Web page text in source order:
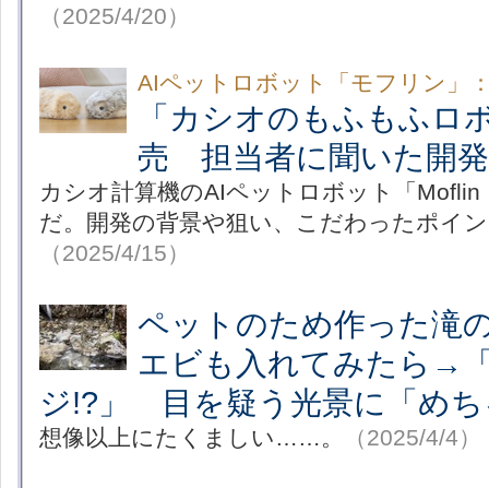
（2025/4/20）
AIペットロボット「モフリン」
「カシオのもふもふロ
売 担当者に聞いた開
カシオ計算機のAIペットロボット「
だ。開発の背景や狙い、こだわったポイ
（2025/4/15）
ペットのため作った滝
エビも入れてみたら→
ジ!?」 目を疑う光景に「め
想像以上にたくましい……。 （2025/4/4）